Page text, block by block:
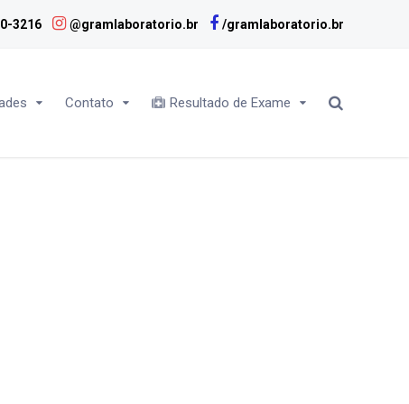
3216 @gramlaboratorio.br /gramlaboratorio.br
Contato Resultado de Exame